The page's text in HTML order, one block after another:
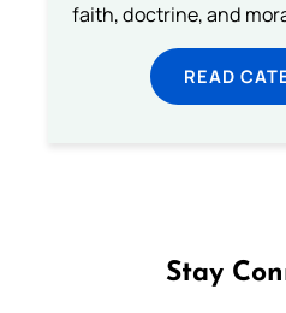
faith, doctrine, and
READ
Stay